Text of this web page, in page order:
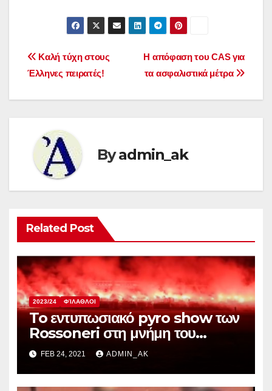
Post
navigation
Η απόφαση του CAS για
τα ασφαλιστικά μέτρα
Καλή τύχη στους
Έλληνες πειρατές!
Byadmin_ak
Related Post
2023/24 ΦΊΛΑΘΛΟΙ
To εντυπωσιακό pyro show των
Rossoneri στη μνήμη του
Κούτζο
FEB 24, 2021 ADMIN_AK